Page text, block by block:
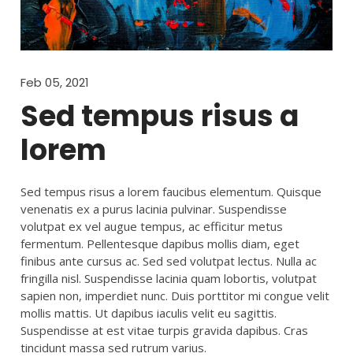
Feb 05, 2021
Sed tempus risus a
lorem
Sed tempus risus a lorem faucibus elementum. Quisque
venenatis ex a purus lacinia pulvinar. Suspendisse
volutpat ex vel augue tempus, ac efficitur metus
fermentum. Pellentesque dapibus mollis diam, eget
finibus ante cursus ac. Sed sed volutpat lectus. Nulla ac
fringilla nisl. Suspendisse lacinia quam lobortis, volutpat
sapien non, imperdiet nunc. Duis porttitor mi congue velit
mollis mattis. Ut dapibus iaculis velit eu sagittis.
Suspendisse at est vitae turpis gravida dapibus. Cras
tincidunt massa sed rutrum varius.